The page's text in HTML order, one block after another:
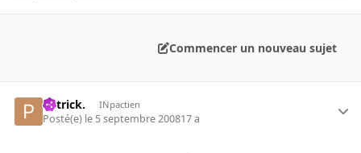
Commencer un nouveau sujet
Patrick. INpactien
Posté(e) le 5 septembre 200817 a